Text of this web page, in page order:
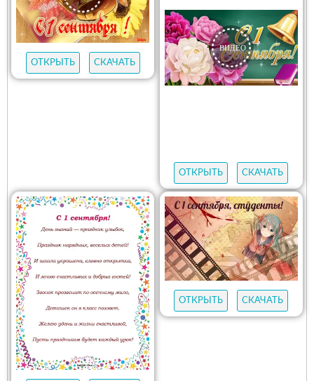
ОТКРЫТЬ СКАЧАТЬ
ОТКРЫТЬ СКАЧАТЬ
ОТКРЫТЬ СКАЧАТЬ